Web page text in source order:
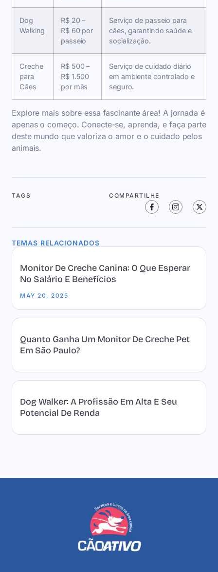
Dog
Walking
R$ 20 –
R$ 60 por
passeio
Serviço de passeio para
cães, garantindo saúde e
socialização.
Creche
para
Cães
R$ 500 –
R$ 1.500
por mês
Serviço de cuidado diário
em ambiente controlado e
seguro.
Explore mais sobre essa fascinante área! A jornada é
apenas o começo. Conecte-se, aprenda, e faça parte
deste mundo que valoriza o amor e o cuidado pelos
animais.
TAGS COMPARTILHE
TEMAS RELACIONADOS
Monitor De Creche Canina: O Que Esperar
No Salário E Benefícios
MAY 20, 2025
Quanto Ganha Um Monitor De Creche Pet
Em São Paulo?
Dog Walker: A Profissão Em Alta E Seu
Potencial De Renda